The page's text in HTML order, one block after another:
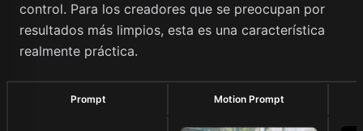
control. Para los creadores que se preocupan por
resultados más limpios, esta es una característica
realmente práctica.
Prompt Motion Prompt